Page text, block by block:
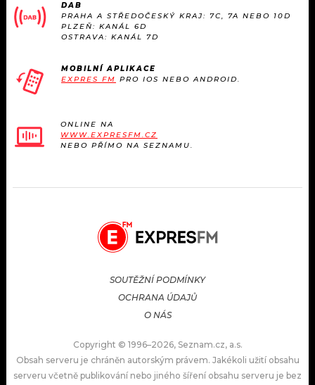
DAB
PRAHA A STŘEDOČESKÝ KRAJ: 7C, 7A NEBO 10D
PLZEŇ: KANÁL 6D
OSTRAVA: KANÁL 7D
MOBILNÍ APLIKACE
EXPRES FM PRO IOS NEBO ANDROID.
ONLINE NA
WWW.EXPRESFM.CZ
NEBO PŘÍMO NA SEZNAMU.
SOUTĚŽNÍ PODMÍNKY
OCHRANA ÚDAJŮ
O NÁS
Copyright © 1996–2026, Seznam.cz, a.s.
Obsah serveru je chráněn autorským právem. Jakékoli užití obsahu
serveru včetně publikování nebo jiného šíření obsahu serveru je bez